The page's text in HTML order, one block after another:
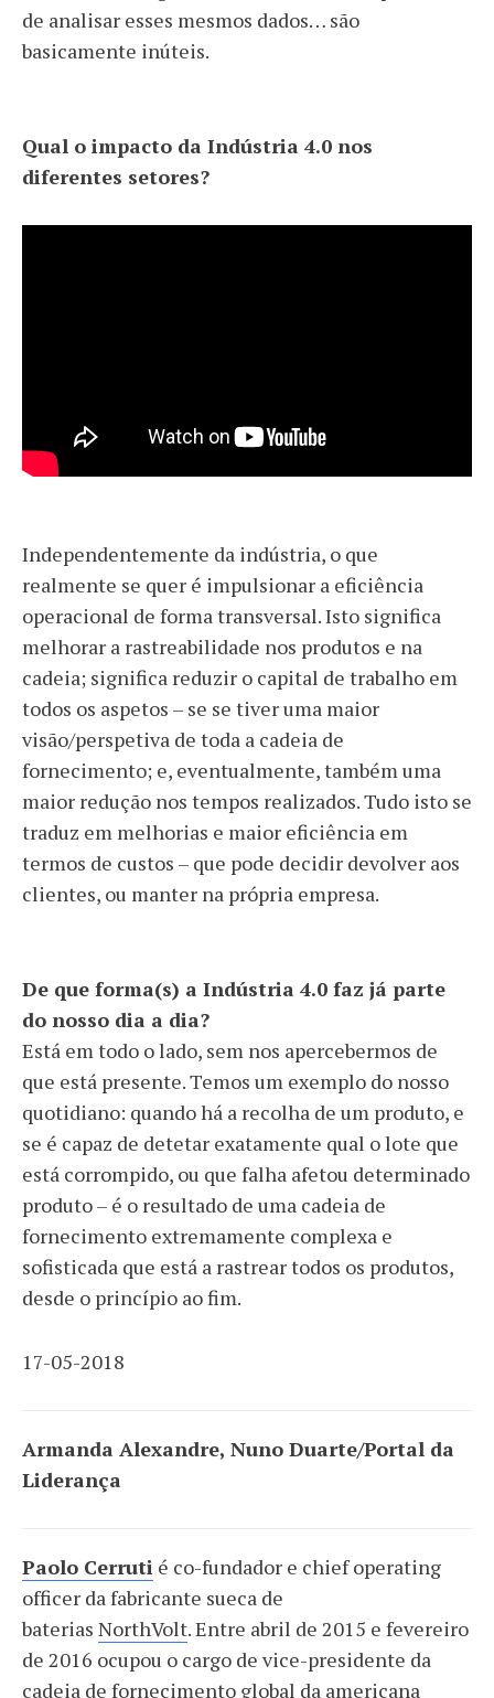
de analisar esses mesmos dados… são
basicamente inúteis.
Qual o impacto da Indústria 4.0 nos
diferentes setores?
Independentemente da indústria, o que
realmente se quer é impulsionar a eficiência
operacional de forma transversal. Isto significa
melhorar a rastreabilidade nos produtos e na
cadeia; significa reduzir o capital de trabalho em
todos os aspetos – se se tiver uma maior
visão/perspetiva de toda a cadeia de
fornecimento; e, eventualmente, também uma
maior redução nos tempos realizados. Tudo isto se
traduz em melhorias e maior eficiência em
termos de custos – que pode decidir devolver aos
clientes, ou manter na própria empresa.
De que forma(s) a Indústria 4.0 faz já parte
do nosso dia a dia?
Está em todo o lado, sem nos apercebermos de
que está presente. Temos um exemplo do nosso
quotidiano: quando há a recolha de um produto, e
se é capaz de detetar exatamente qual o lote que
está corrompido, ou que falha afetou determinado
produto – é o resultado de uma cadeia de
fornecimento extremamente complexa e
sofisticada que está a rastrear todos os produtos,
desde o princípio ao fim.
17-05-2018
Armanda Alexandre, Nuno Duarte/Portal da
Liderança
Paolo Cerruti é co-fundador e chief operating
officer da fabricante sueca de
baterias NorthVolt. Entre abril de 2015 e fevereiro
de 2016 ocupou o cargo de vice-presidente da
cadeia de fornecimento global da americana